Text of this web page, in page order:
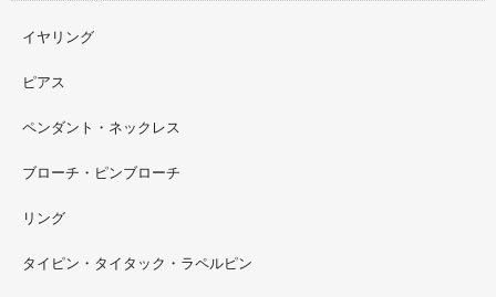
イヤリング
ピアス
ペンダント・ネックレス
ブローチ・ピンブローチ
リング
タイピン・タイタック・ラペルピン